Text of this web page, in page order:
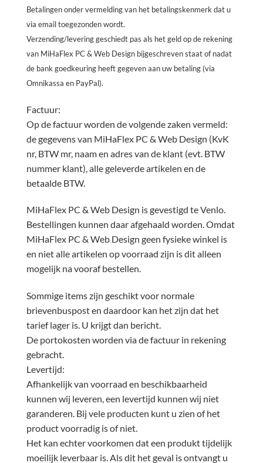
Betalingen onder vermelding van het betalingskenmerk dat u
via email toegezonden wordt.
Verzending/levering geschiedt pas als het geld op de rekening
van MiHaFlex PC & Web Design bijgeschreven staat of nadat
de bank goedkeuring heeft gegeven aan uw betaling (via
Omnikassa en PayPal).
Factuur:
Op de factuur worden de volgende zaken vermeld:
de gegevens van MiHaFlex PC & Web Design (KvK
nr, BTW mr, naam en adres van de klant (evt. BTW
nummer klant), alle geleverde artikelen en de
betaalde BTW.
MiHaFlex PC & Web Design is gevestigd te Venlo.
Bestellingen kunnen daar afgehaald worden. Omdat
MiHaFlex PC & Web Design geen fysieke winkel is
en niet alle artikelen op voorraad zijn is dit alleen
mogelijk na vooraf bestellen.
Sommige items zijn geschikt voor normale
brievenbuspost en daardoor kan het zijn dat het
tarief lager is. U krijgt dan bericht.
De portokosten worden via de factuur in rekening
gebracht.
Levertijd:
Afhankelijk van voorraad en beschikbaarheid
kunnen wij leveren, een levertijd kunnen wij niet
garanderen. Bij vele producten kunt u zien of het
product voorradig is of niet.
Het kan echter voorkomen dat een produkt tijdelijk
moeilijk leverbaar is. Als dit het geval is ontvangt u